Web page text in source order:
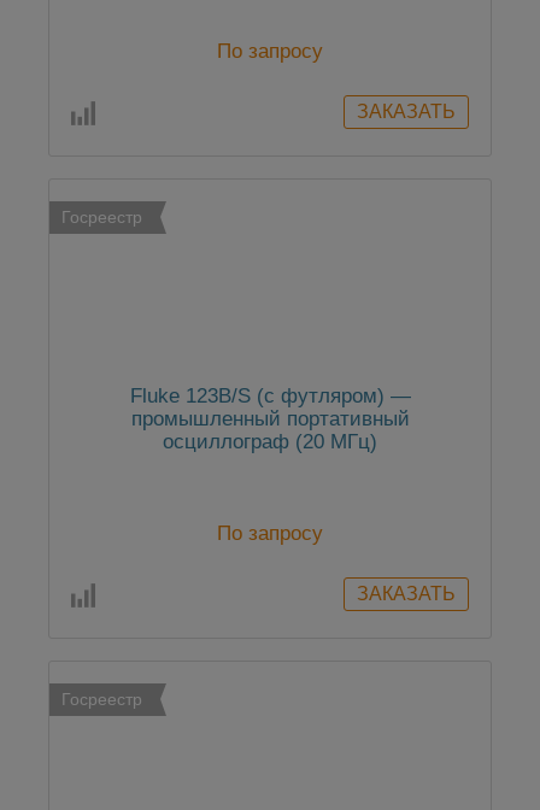
По запросу
Госреестр
Fluke 123B/S (с футляром) —
промышленный портативный
осциллограф (20 МГц)
По запросу
Госреестр